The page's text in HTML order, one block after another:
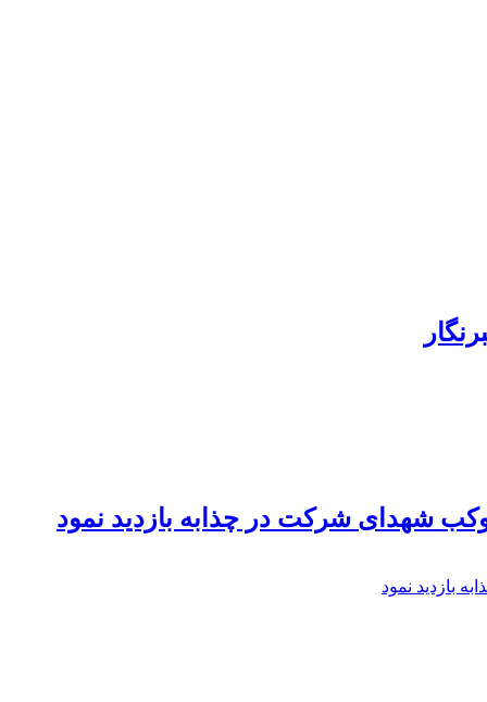
شهدای شرکت در چذابه بازدید نمود
بازدید نمود